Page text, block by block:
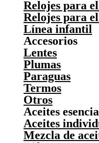
Relojes para
Relojes para
Línea infantil
Accesorios
Lentes
Plumas
Paraguas
Termos
Otros
Aceites
Aceites
Mezcla de